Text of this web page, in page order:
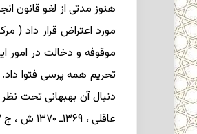
هنوز مدتی از لغو قانون
موقوفه و دخالت در امور